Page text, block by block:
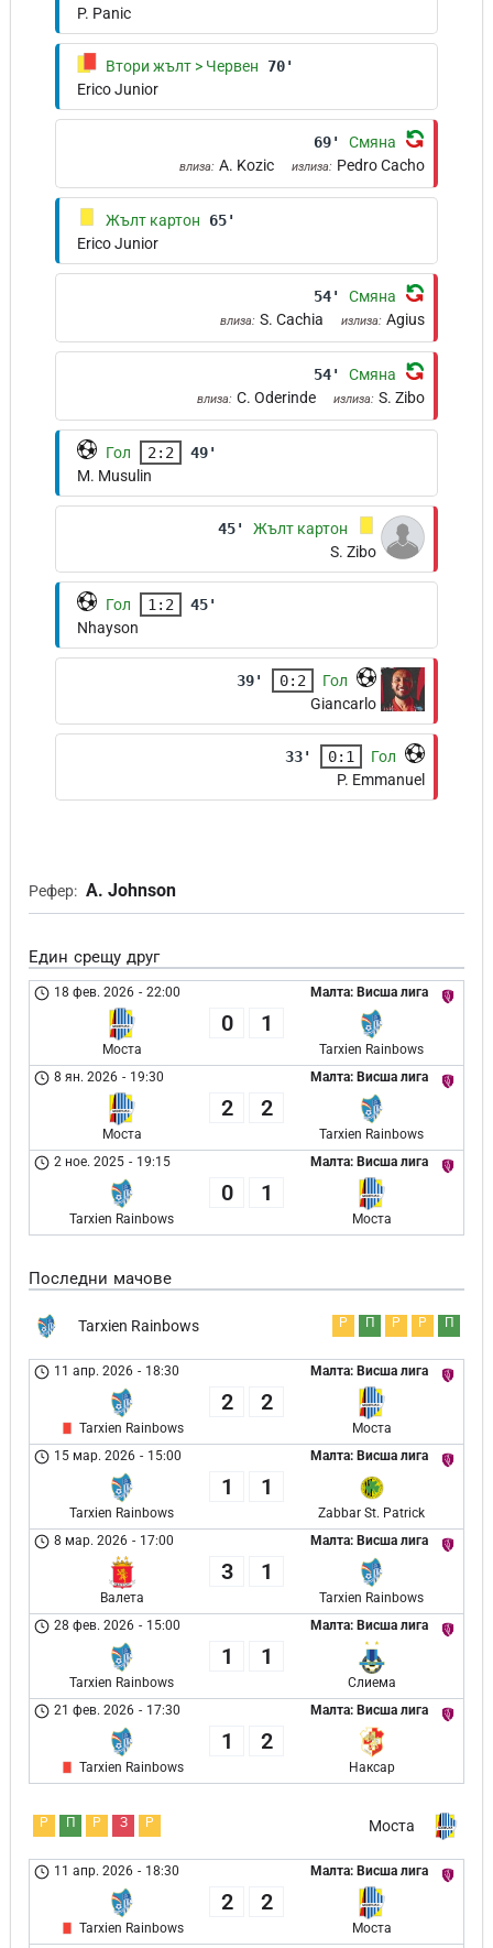
P. Panic
Втори жълт > Червен
70'
Erico Junior
69' Смяна
влиза: A. Kozic излиза: Pedro Cacho
Жълт картон
65'
Erico Junior
54' Смяна
влиза: S. Cachia излиза: Agius
54' Смяна
влиза: C. Oderinde излиза: S. Zibo
Гол 2:2
49'
M. Musulin
45'
Жълт картон
S. Zibo
Гол 1:2
45'
Nhayson
39' 0:2
Гол
Giancarlo
33' 0:1
Гол
P. Emmanuel
Рефер: A. Johnson
Един срещу друг
Малта: Висша лига
18 фев. 2026 - 22:00
Моста
0 1
Tarxien Rainbows
Малта: Висша лига
8 ян. 2026 - 19:30
Моста
2 2
Tarxien Rainbows
Малта: Висша лига
2 ное. 2025 - 19:15
Tarxien Rainbows
0 1
Моста
Последни мачове
Tarxien Rainbows Р П Р Р П
Малта: Висша лига
11 апр. 2026 - 18:30
Tarxien Rainbows
2 2
Моста
Малта: Висша лига
15 мар. 2026 - 15:00
Tarxien Rainbows
1 1
Zabbar St. Patrick
Малта: Висша лига
8 мар. 2026 - 17:00
Валета
3 1
Tarxien Rainbows
Малта: Висша лига
28 фев. 2026 - 15:00
Tarxien Rainbows
1 1
Слиема
Малта: Висша лига
21 фев. 2026 - 17:30
Tarxien Rainbows
1 2
Наксар
Моста
Р П Р З Р
Малта: Висша лига
11 апр. 2026 - 18:30
Tarxien Rainbows
2 2
Моста